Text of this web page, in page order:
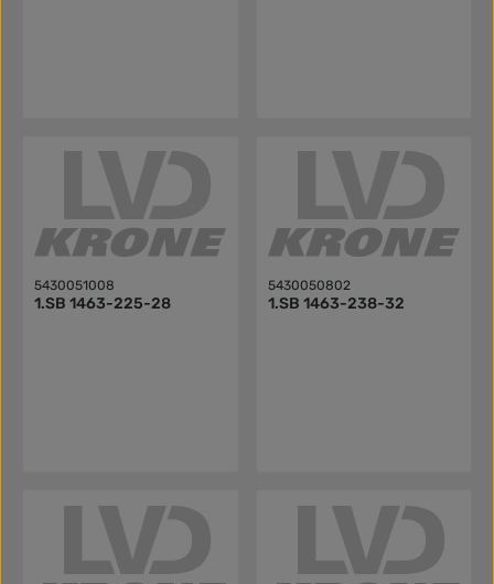
5430051008
1.SB 1463-225-28
5430050802
1.SB 1463-238-32